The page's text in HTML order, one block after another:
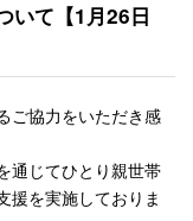
いて【1月26日
ご協力をいただき感
通じてひとり親世帯
援を実施しておりま